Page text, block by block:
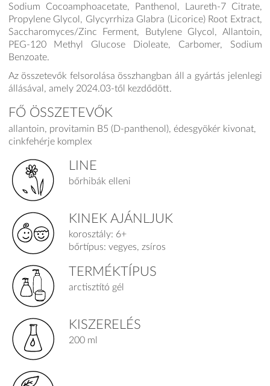
Sodium Cocoamphoacetate, Panthenol, Laureth-7 Citrate,
Propylene Glycol, Glycyrrhiza Glabra (Licorice) Root Extract,
Saccharomyces/Zinc Ferment, Butylene Glycol, Allantoin,
PEG-120 Methyl Glucose Dioleate, Carbomer, Sodium
Benzoate.
Az összetevők felsorolása összhangban áll a gyártás jelenlegi
állásával, amely 2024.03-től kezdődött.
FŐ ÖSSZETEVŐK
allantoin, provitamin B5 (D-panthenol), édesgyökér kivonat,
cinkfehérje komplex
LINE
bőrhibák elleni
KINEK AJÁNLJUK
korosztály: 6+
bőrtípus: vegyes, zsíros
TERMÉKTÍPUS
arctisztító gél
KISZERELÉS
200 ml